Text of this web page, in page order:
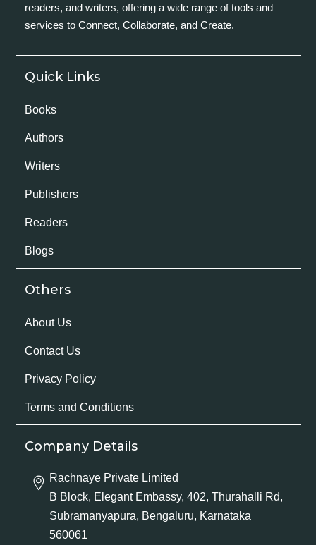
readers, and writers, offering a wide range of tools and
services to Connect, Collaborate, and Create.
Quick Links
Books
Authors
Writers
Publishers
Readers
Blogs
Others
About Us
Contact Us
Privacy Policy
Terms and Conditions
Company Details
Rachnaye Private Limited
B Block, Elegant Embassy, 402, Thurahalli Rd,
Subramanyapura, Bengaluru, Karnataka
560061